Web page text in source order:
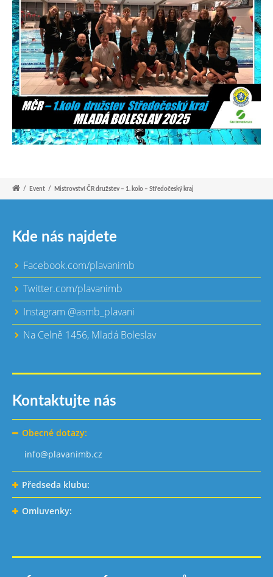
/ Event / Mistrovství ČR družstev – 1. kolo – Středočeský kraj
Kde nás najdete
Facebook.com/plavanimb
Twitter.com/plavanimb
Instagram @asmb_plavani
Na Celně 1456, Mladá Boleslav
Kontaktujte nás
Obecné dotazy:
info@plavanimb.cz
Předseda klubu:
Omluvenky: